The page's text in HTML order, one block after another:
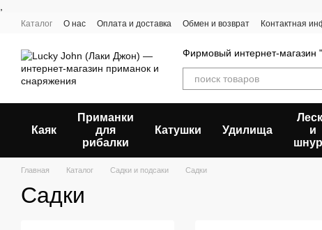
Перейти к основному контенту
Каталог О нас Оплата и доставка Обмен и возврат Контактная
Фирмовый интернет-магазин
Каяк
Приманки
для
рибалки
Катушки Удилища
и
Главная Каталог Садки и подсаки Садки
Садки